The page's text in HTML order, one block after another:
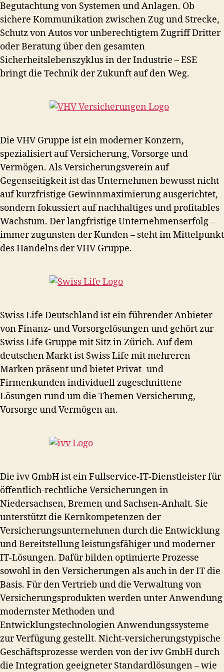
Begutachtung von Systemen und Anlagen. Ob
sichere Kommunikation zwischen Zug und Strecke,
Schutz von Autos vor unberechtigtem Zugriff Dritter
oder Beratung über den gesamten
Sicherheitslebenszyklus in der Industrie – ESE
bringt die Technik der Zukunft auf den Weg.
Die VHV Gruppe ist ein moderner Konzern,
spezialisiert auf Versicherung, Vorsorge und
Vermögen. Als Versicherungsverein auf
Gegenseitigkeit ist das Unternehmen bewusst nicht
auf kurzfristige Gewinnmaximierung ausgerichtet,
sondern fokussiert auf nachhaltiges und profitables
Wachstum. Der langfristige Unternehmenserfolg –
immer zugunsten der Kunden – steht im Mittelpunkt
des Handelns der VHV Gruppe.
Swiss Life Deutschland ist ein führender Anbieter
von Finanz- und Vorsorgelösungen und gehört zur
Swiss Life Gruppe mit Sitz in Zürich. Auf dem
deutschen Markt ist Swiss Life mit mehreren
Marken präsent und bietet Privat- und
Firmenkunden individuell zugeschnittene
Lösungen rund um die Themen Versicherung,
Vorsorge und Vermögen an.
Die ivv GmbH ist ein Fullservice-IT-Dienstleister für
öffentlich-rechtliche Versicherungen in
Niedersachsen, Bremen und Sachsen-Anhalt. Sie
unterstützt die Kernkompetenzen der
Versicherungsunternehmen durch die Entwicklung
und Bereitstellung leistungsfähiger und moderner
IT-Lösungen. Dafür bilden optimierte Prozesse
sowohl in den Versicherungen als auch in der IT die
Basis. Für den Vertrieb und die Verwaltung von
Versicherungsprodukten werden unter Anwendung
modernster Methoden und
Entwicklungstechnologien Anwendungssysteme
zur Verfügung gestellt. Nicht-versicherungstypische
Geschäftsprozesse werden von der ivv GmbH durch
die Integration geeigneter Standardlösungen – wie